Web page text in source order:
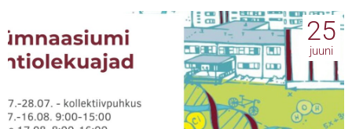
25
juuni